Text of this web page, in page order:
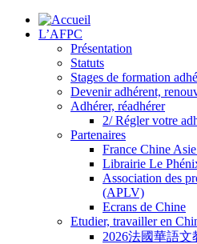
L’AFPC
Présentation
Statuts
Stages de formation
Devenir adhérent,
Adhérer, réadhérer
2/ Régler votre
Partenaires
France Chine
Librairie Le
Association des
(APLV)
Ecrans de Chine
Etudier, travailler en
2026法國華語